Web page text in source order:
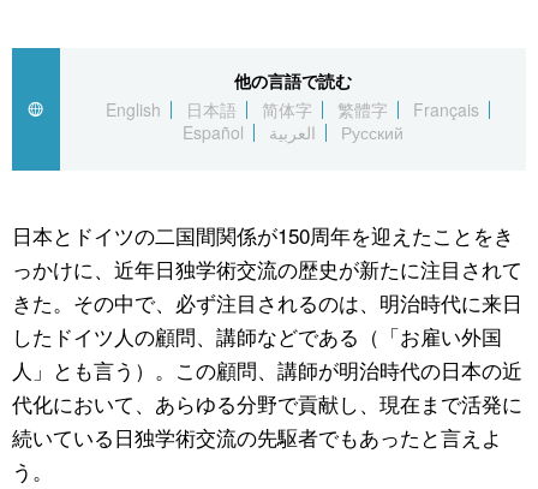
Images
People
東京
お知らせ
他の言語で読む
English
日本語 简体字 繁體字
Français
Español
العربية Русский
日本とドイツの二国間関係が150周年を迎えたことをき
っかけに、近年日独学術交流の歴史が新たに注目されて
きた。その中で、必ず注目されるのは、明治時代に来日
したドイツ人の顧問、講師などである（「お雇い外国
人」とも言う）。この顧問、講師が明治時代の日本の近
代化において、あらゆる分野で貢献し、現在まで活発に
続いている日独学術交流の先駆者でもあったと言えよ
う。